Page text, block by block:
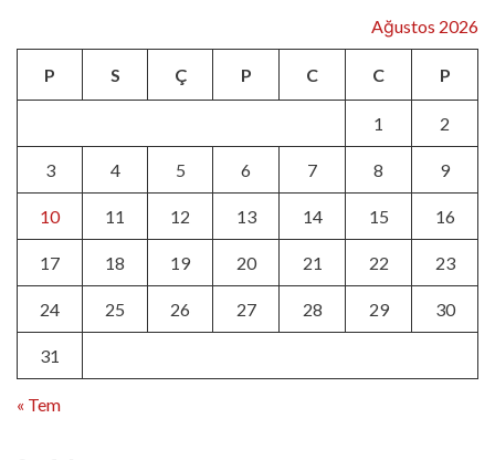
Ağustos 2026
P S Ç P C C P
1 2
3 4 5 6 7 8 9
10 11 12 13 14 15 16
17 18 19 20 21 22 23
24 25 26 27 28 29 30
31
« Tem